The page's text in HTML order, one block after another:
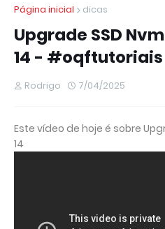
outros
Página inicial
dicas
Upgrade SSD
14 - #oqftutoriais
Rodrigo 7/04/2025
Este vídeo de hoje é sobre
14